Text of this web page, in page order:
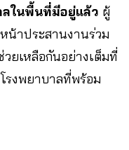
ลในพื้นที่มีอยู่แล้ว ผู้
น้าประสานงานร่วม
ยเหลือกันอย่างเต็มที่
รงพยาบาลที่พร้อม